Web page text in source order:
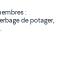
:
de potager,